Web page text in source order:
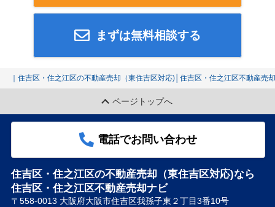
まずは無料相談する
｜住吉区・住之江区の不動産売却（東住吉区対応)│住吉区・住之江区不動産売
ページトップへ
電話でお問い合わせ
住吉区・住之江区の不動産売却（東住吉区対応)なら
住吉区・住之江区不動産売却ナビ
〒558-0013 大阪府大阪市住吉区我孫子東２丁目3番10号